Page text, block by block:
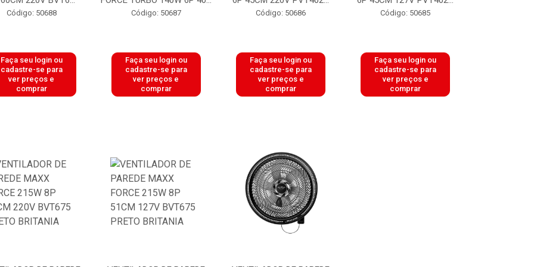
Código: 50688
Faça seu login ou
cadastre-se para
ver preços e
comprar
Código: 50687
Faça seu login ou
cadastre-se para
ver preços e
comprar
Código: 50686
Faça seu login ou
cadastre-se para
ver preços e
comprar
Código: 50685
Faça seu login ou
cadastre-se para
ver preços e
comprar